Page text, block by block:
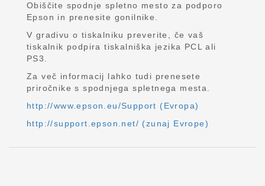
Obiščite spodnje spletno mesto za podporo
Epson in prenesite gonilnike.
V gradivu o tiskalniku preverite, če vaš
tiskalnik podpira tiskalniška jezika PCL ali
PS3.
Za več informacij lahko tudi prenesete
priročnike s spodnjega spletnega mesta.
http://www.epson.eu/Support (Evropa)
http://support.epson.net/ (zunaj Evrope)